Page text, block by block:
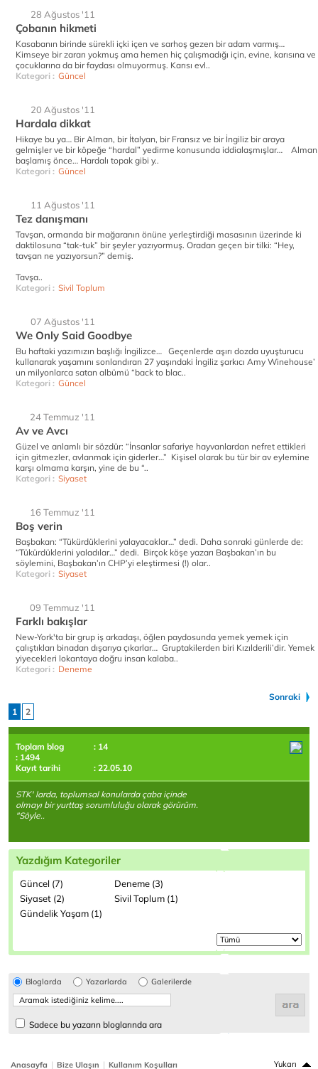
28 Ağustos '11
Çobanın hikmeti
Kasabanın birinde sürekli içki içen ve sarhoş gezen bir adam varmış…
Kimseye bir zararı yokmuş ama hemen hiç çalışmadığı için, evine, karısına ve
çocuklarına da bir faydası olmuyormuş. Karısı evl..
Kategori : Güncel
20 Ağustos '11
Hardala dikkat
Hikaye bu ya… Bir Alman, bir İtalyan, bir Fransız ve bir İngiliz bir araya
gelmişler ve bir köpeğe “hardal” yedirme konusunda iddialaşmışlar… Alman
başlamış önce… Hardalı topak gibi y..
Kategori : Güncel
11 Ağustos '11
Tez danışmanı
Tavşan, ormanda bir mağaranın önüne yerleştirdiği masasının üzerinde ki
daktilosuna “tak-tuk” bir şeyler yazıyormuş. Oradan geçen bir tilki: “Hey,
tavşan ne yazıyorsun?” demiş.
Tavşa..
Kategori : Sivil Toplum
07 Ağustos '11
We Only Said Goodbye
Bu haftaki yazımızın başlığı İngilizce… Geçenlerde aşırı dozda uyuşturucu
kullanarak yaşamını sonlandıran 27 yaşındaki İngiliz şarkıcı Amy Winehouse’
un milyonlarca satan albümü “back to blac..
Kategori : Güncel
24 Temmuz '11
Av ve Avcı
Güzel ve anlamlı bir sözdür: “İnsanlar safariye hayvanlardan nefret ettikleri
için gitmezler, avlanmak için giderler…” Kişisel olarak bu tür bir av eylemine
karşı olmama karşın, yine de bu “..
Kategori : Siyaset
16 Temmuz '11
Boş verin
Başbakan: “Tükürdüklerini yalayacaklar…” dedi. Daha sonraki günlerde de:
“Tükürdüklerini yaladılar…” dedi. Birçok köşe yazarı Başbakan’ın bu
söylemini, Başbakan’ın CHP’yi eleştirmesi (!) olar..
Kategori : Siyaset
09 Temmuz '11
Farklı bakışlar
New-York'ta bir grup iş arkadaşı, öğlen paydosunda yemek yemek için
çalıştıkları binadan dışarıya çıkarlar… Gruptakilerden biri Kızılderili’dir. Yemek
yiyecekleri lokantaya doğru insan kalaba..
Kategori : Deneme
Sonraki
1
2
Toplam blog
: 14
: 1494
Kayıt tarihi
: 22.05.10
STK' larda, toplumsal konularda çaba içinde
olmayı bir yurttaş sorumluluğu olarak görürüm.
"Söyle..
Yazdığım Kategoriler
Güncel (7)
Deneme (3)
Siyaset (2)
Sivil Toplum (1)
Gündelik Yaşam (1)
Bloglarda Yazarlarda Galerilerde
Sadece bu yazarın bloglarında ara
Anasayfa | Bize Ulaşın | Kullanım Koşulları Yukarı